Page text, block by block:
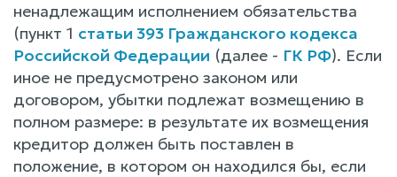
ненадлежащим исполнением обязательства
(пункт 1 статьи 393 Гражданского кодекса
Российской Федерации (далее - ГК РФ). Если
иное не предусмотрено законом или
договором, убытки подлежат возмещению в
полном размере: в результате их возмещения
кредитор должен быть поставлен в
положение, в котором он находился бы, если